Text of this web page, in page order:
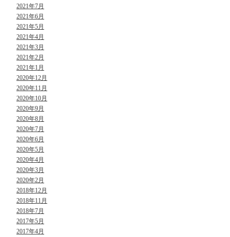
2021年7月
2021年6月
2021年5月
2021年4月
2021年3月
2021年2月
2021年1月
2020年12月
2020年11月
2020年10月
2020年9月
2020年8月
2020年7月
2020年6月
2020年5月
2020年4月
2020年3月
2020年2月
2018年12月
2018年11月
2018年7月
2017年5月
2017年4月